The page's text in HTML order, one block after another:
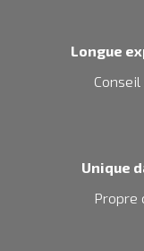
Longue
Unique
Propre